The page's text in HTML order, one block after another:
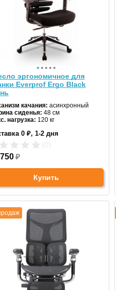
эргономичное для
Everprof Ergo Black
качания: асинхронный
сиденья: 48 см
нагрузка: 120 кг
спинки:ткань
черный
0 ₽, 1-2 дня
₽
Купить